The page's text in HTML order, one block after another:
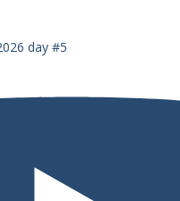
day #5